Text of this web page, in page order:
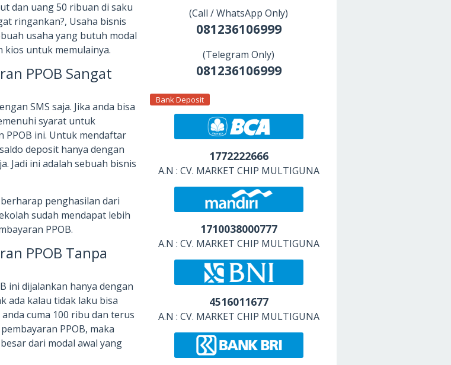
dan uang 50 ribuan di saku
ringankan?, Usaha bisnis
usaha yang butuh modal
kios untuk memulainya.
PPOB Sangat
SMS saja. Jika anda bisa
syarat untuk
PPOB ini. Untuk mendaftar
deposit hanya dengan
Jadi ini adalah sebuah bisnis
penghasilan dari
sudah mendapat lebih
PPOB.
PPOB Tanpa
ini dijalankan hanya dengan
ada kalau tidak laku bisa
cuma 100 ribu dan terus
PPOB, maka
dari modal awal yang
(Call / WhatsApp Only)
081236106999
(Telegram Only)
081236106999
Bank Deposit
1772222666
A.N : CV. MARKET CHIP MULTIGUNA
1710038000777
A.N : CV. MARKET CHIP MULTIGUNA
4516011677
A.N : CV. MARKET CHIP MULTIGUNA